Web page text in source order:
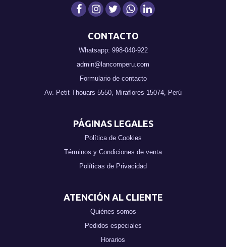
CONTACTO
Whatsapp: 998-040-922
admin@lancomperu.com
Formulario de contacto
Av. Petit Thouars 5550, Miraflores 15074, Perú
PÁGINAS LEGALES
Política de Cookies
Términos y Condiciones de venta
Políticas de Privacidad
ATENCIÓN AL CLIENTE
Quiénes somos
Pedidos especiales
Horarios